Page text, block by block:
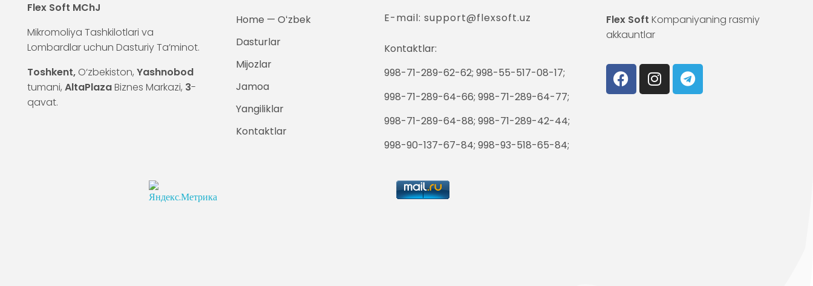
Flex Soft MChJ
Mikromoliya Tashkilotlari va
Lombardlar uchun Dasturiy Ta’minot.
Toshkent, O‘zbekiston, Yashnobod
tumani, AltaPlazaBiznes Markazi, 3-
qavat.
Home — Oʻzbek
Dasturlar
Mijozlar
Jamoa
Yangiliklar
Kontaktlar
E-mail: support@flexsoft.uz
Kontaktlar:
998-71-289-62-62; 998-55-517-08-17;
998-71-289-64-66; 998-71-289-64-77;
998-71-289-64-88; 998-71-289-42-44;
998-90-137-67-84; 998-93-518-65-84;
Flex Soft Kompaniyaning rasmiy
akkauntlar